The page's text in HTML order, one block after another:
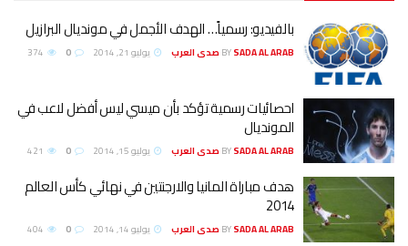
بالفيديو: رسمياً… الهدف الأجمل في مونديال البرازيل
BYSADA AL ARAB صدى العرب يوليو 21, 2014
احصائيات رسمية تؤكد بأن ميسي ليس أفضل لاعب في
المونديال
BYSADA AL ARAB صدى العرب يوليو 15, 2014
هدف مباراة المانيا والارجنتين في نهائي كأس العالم
2014
BYSADA AL ARAB صدى العرب يوليو 14, 2014